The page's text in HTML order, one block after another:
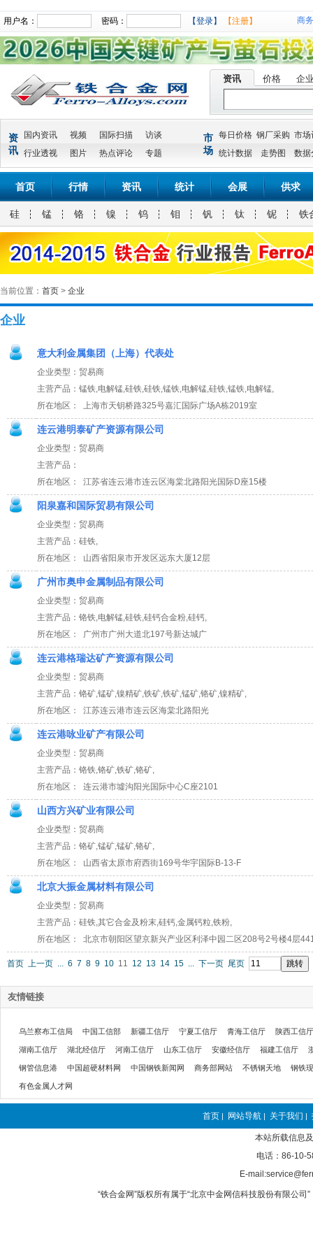
用户名： 密码： 【登录】 【注册】 商
资讯 价格 企
资
讯
国内资讯 视频 国际扫描
访谈
行业透视
图片 热点评论 专题
市
场
每日价格 钢厂采购 市场
统计数据
走势图 数据
首页 行情 资讯 统计 会展 供求
硅 锰 铬 镍 钨 钼 钒 钛 铌 铁
当前位置： 首页 > 企业
企业
意大利金属集团（上海）代表处
企业类型：贸易商
主营产品：锰铁,电解锰,硅铁,硅铁,锰铁,电解锰,硅铁,锰铁,电解锰,
所在地区： 上海市天钥桥路325号嘉汇国际广场A栋2019室
连云港明泰矿产资源有限公司
企业类型：贸易商
主营产品：
所在地区： 江苏省连云港市连云区海棠北路阳光国际D座15楼
阳泉嘉和国际贸易有限公司
企业类型：贸易商
主营产品：硅铁,
所在地区： 山西省阳泉市开发区远东大厦12层
广州市奥申金属制品有限公司
企业类型：贸易商
主营产品：铬铁,电解锰,硅铁,硅钙合金粉,硅钙,
所在地区： 广州市广州大道北197号新达城广
连云港格瑞达矿产资源有限公司
企业类型：贸易商
主营产品：铬矿,锰矿,镍精矿,铁矿,铁矿,锰矿,铬矿,镍精矿,
所在地区： 江苏连云港市连云区海棠北路阳光
连云港咏业矿产有限公司
企业类型：贸易商
主营产品：铬铁,铬矿,铁矿,铬矿,
所在地区： 连云港市墟沟阳光国际中心C座2101
山西方兴矿业有限公司
企业类型：贸易商
主营产品：铬矿,锰矿,锰矿,铬矿,
所在地区： 山西省太原市府西街169号华宇国际B-13-F
北京大振金属材料有限公司
企业类型：贸易商
主营产品：硅铁,其它合金及粉末,硅钙,金属钙粒,铁粉,
所在地区： 北京市朝阳区望京新兴产业区利泽中园二区208号2号楼4层
首页 上一页 ... 6 7 8 9 10 11 12 13 14 15 ... 下一页 尾页
友情链接
乌兰察布工信局 中国工信部 新疆工信厅 宁夏工信厅 青海工信厅 陕西工信厅
湖南工信厅 湖北经信厅 河南工信厅 山东工信厅 安徽经信厅 福建工信厅
钢管信息港 中国超硬材料网 中国钢铁新闻网 商务部网站 不锈钢天地 钢铁
有色金属人才网
首页 | 网站导航 | 关于我们 |
本站所载信息
电话：86-10-
E-
“铁合金网”版权所有属于“北京中金网信科技股份有限公司